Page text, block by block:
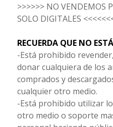
>>>>>> NO VENDEMOS
SOLO DIGITALES
RECUERDA QUE NO
-Está prohibido
donar cualquiera de los
comprados y
cualquier otro medio.
-Está prohibido utilizar
otro medio o soporte